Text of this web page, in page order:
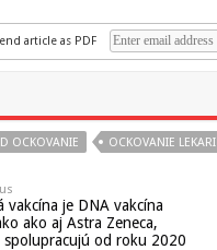
article as PDF
OCKOVANIE OCKOVANIE LEKARI
vakcína je DNA vakcína
ako aj Astra Zeneca,
od roku 2020